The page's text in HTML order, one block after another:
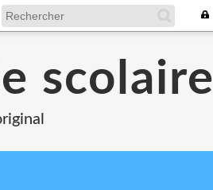
scolaire